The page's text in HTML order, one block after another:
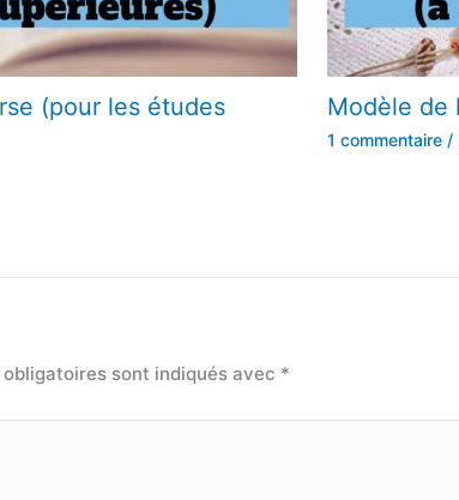
(pour les études
Modèle de
1 commentaire /
obligatoires sont indiqués avec *